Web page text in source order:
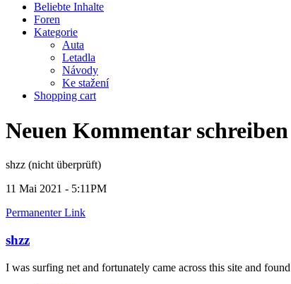
Beliebte Inhalte
Foren
Kategorie
Auta
Letadla
Návody
Ke stažení
Shopping cart
Neuen Kommentar schreiben
shzz (nicht überprüft)
11 Mai 2021 - 5:11PM
Permanenter Link
shzz
I was surfing net and fortunately came across this site and